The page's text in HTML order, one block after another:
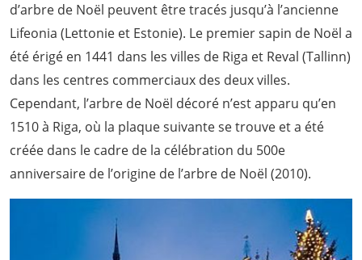
d’arbre de Noël peuvent être tracés jusqu’à l’ancienne
Lifeonia (Lettonie et Estonie). Le premier sapin de Noël a
été érigé en 1441 dans les villes de Riga et Reval (Tallinn)
dans les centres commerciaux des deux villes.
Cependant, l’arbre de Noël décoré n’est apparu qu’en
1510 à Riga, où la plaque suivante se trouve et a été
créée dans le cadre de la célébration du 500e
anniversaire de l’origine de l’arbre de Noël (2010).